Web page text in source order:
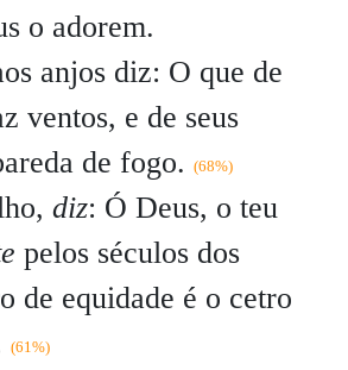
o adorem.
anjos diz: O que de
ventos, e de seus
de fogo. (68%)
diz: Ó Deus, o teu
pelos séculos dos
de equidade é o cetro
(61%)